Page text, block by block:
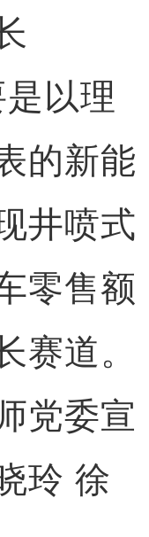
以理
的新能
井喷式
零售额
赛道。
党委宣
玲 徐